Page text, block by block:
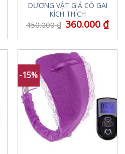
DƯƠNG VẬT GIẢ CÓ GAI
KÍCH THÍCH
450.000₫ 360.000 ₫
-15%